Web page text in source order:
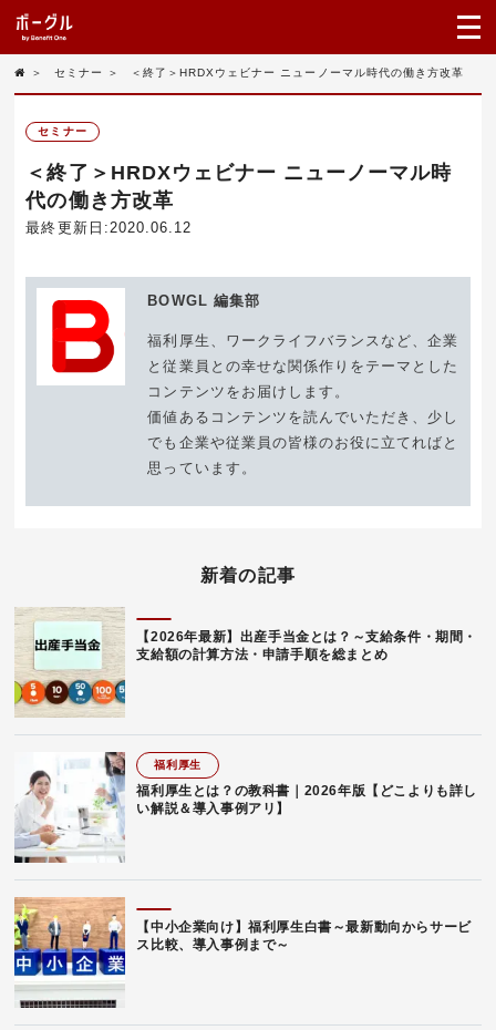
＞ セミナー ＞ ＜終了＞HRDXウェビナー ニューノーマル時代の働き方改革
セミナー
＜終了＞HRDXウェビナー ニューノーマル時
代の働き方改革
最終更新日:2020.06.12
BOWGL 編集部
福利厚生、ワークライフバランスなど、企業
と従業員との幸せな関係作りをテーマとした
コンテンツをお届けします。
価値あるコンテンツを読んでいただき、少し
でも企業や従業員の皆様のお役に立てればと
思っています。
新着の記事
【2026年最新】出産手当金とは？～支給条件・期間・
支給額の計算方法・申請手順を総まとめ
福利厚生
福利厚生とは？の教科書｜2026年版【どこよりも詳し
い解説＆導入事例アリ】
【中小企業向け】福利厚生白書～最新動向からサービ
ス比較、導入事例まで～